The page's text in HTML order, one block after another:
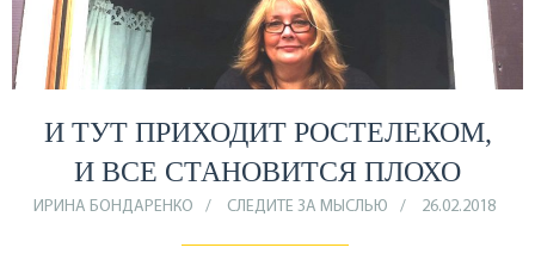
И ТУТ ПРИХОДИТ РОСТЕЛЕКОМ,
И ВСЕ СТАНОВИТСЯ ПЛОХО
ИРИНА БОНДАРЕНКО СЛЕДИТЕ ЗА МЫСЛЬЮ 26.02.2018